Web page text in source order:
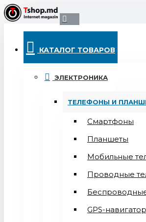
КАТАЛОГ ТОВАРОВ
ЭЛЕКТРОНИКА
ТЕЛЕФОНЫ И
Смартфоны
Планшеты
Мобильные
Проводные
GPS-